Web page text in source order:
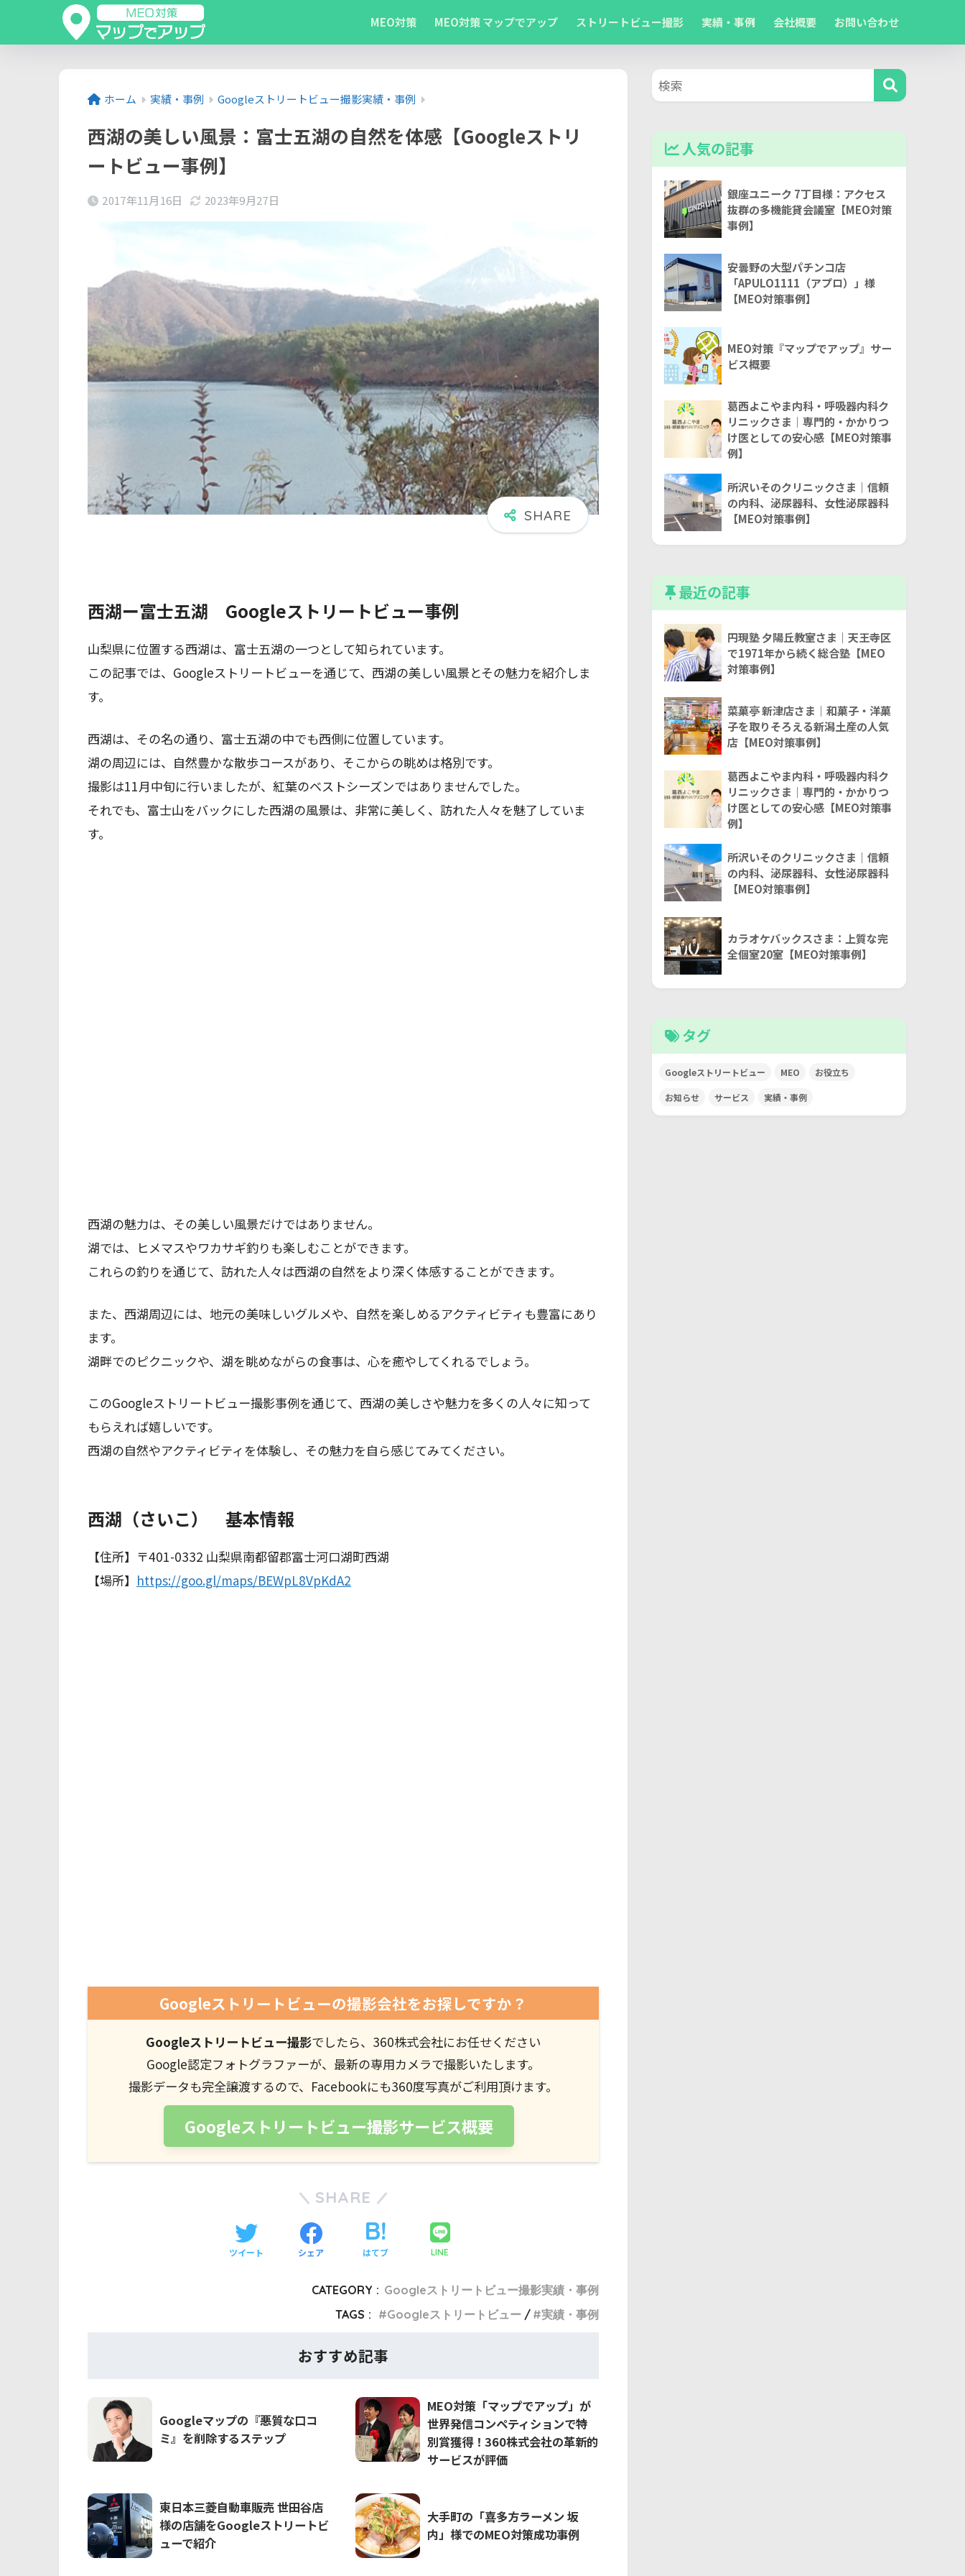
MEO対策 MEO対策 マップでアップ ストリートビュー撮影 実績・事例 会社概要 お問い合わせ
ホーム 実績・事例 Googleストリートビュー撮影実績・事例
西湖の美しい風景：富士五湖の自然を体感【Googleストリ
ートビュー事例】
2017年11月16日 2023年9月27日
西湖ー富士五湖 Googleストリートビュー事例
山梨県に位置する西湖は、富士五湖の一つとして知られています。
この記事では、Googleストリートビューを通じて、西湖の美しい風景とその魅力を紹介しま
す。
西湖は、その名の通り、富士五湖の中でも西側に位置しています。
湖の周辺には、自然豊かな散歩コースがあり、そこからの眺めは格別です。
撮影は11月中旬に行いましたが、紅葉のベストシーズンではありませんでした。
それでも、富士山をバックにした西湖の風景は、非常に美しく、訪れた人々を魅了していま
す。
西湖の魅力は、その美しい風景だけではありません。
湖では、ヒメマスやワカサギ釣りも楽しむことができます。
これらの釣りを通じて、訪れた人々は西湖の自然をより深く体感することができます。
また、西湖周辺には、地元の美味しいグルメや、自然を楽しめるアクティビティも豊富にあり
ます。
湖畔でのピクニックや、湖を眺めながらの食事は、心を癒やしてくれるでしょう。
このGoogleストリートビュー撮影事例を通じて、西湖の美しさや魅力を多くの人々に知って
もらえれば嬉しいです。
西湖の自然やアクティビティを体験し、その魅力を自ら感じてみてください。
西湖（さいこ） 基本情報
【住所】〒401-0332 山梨県南都留郡富士河口湖町西湖
【場所】 https://goo.gl/maps/BEWpL8VpKdA2
Googleストリートビューの撮影会社をお探しですか？
Googleストリートビュー撮影でしたら、360株式会社にお任せください
Google認定フォトグラファーが、最新の専用カメラで撮影いたします。
撮影データも完全譲渡するので、Facebookにも360度写真がご利用頂けます。
Googleストリートビュー撮影サービス概要
SHARE
ツイート シェア はてブ LINE
CATEGORY : Googleストリートビュー撮影実績・事例
TAGS :
Googleストリートビュー 実績・事例
おすすめ記事
Googleマップの『悪質な口コ
ミ』を削除するステップ
MEO対策「マップでアップ」が
世界発信コンペティションで特
別賞獲得！360株式会社の革新的
サービスが評価
東日本三菱自動車販売 世田谷店
様の店舗をGoogleストリートビ
ューで紹介
大手町の「喜多方ラーメン 坂
内」様でのMEO対策成功事例
人気の記事
銀座ユニーク 7丁目様：アクセス
抜群の多機能貸会議室【MEO対策
事例】
安曇野の大型パチンコ店
「APULO1111（アプロ）」様
【MEO対策事例】
MEO対策『マップでアップ』サー
ビス概要
葛西よこやま内科・呼吸器内科ク
リニックさま｜専門的・かかりつ
け医としての安心感【MEO対策事
例】
所沢いそのクリニックさま｜信頼
の内科、泌尿器科、女性泌尿器科
【MEO対策事例】
最近の記事
円現塾 夕陽丘教室さま｜天王寺区
で1971年から続く総合塾【MEO
対策事例】
菜菓亭 新津店さま｜和菓子・洋菓
子を取りそろえる新潟土産の人気
店【MEO対策事例】
葛西よこやま内科・呼吸器内科ク
リニックさま｜専門的・かかりつ
け医としての安心感【MEO対策事
例】
所沢いそのクリニックさま｜信頼
の内科、泌尿器科、女性泌尿器科
【MEO対策事例】
カラオケバックスさま：上質な完
全個室20室【MEO対策事例】
タグ
Googleストリートビュー MEO お役立ち
お知らせ サービス 実績・事例